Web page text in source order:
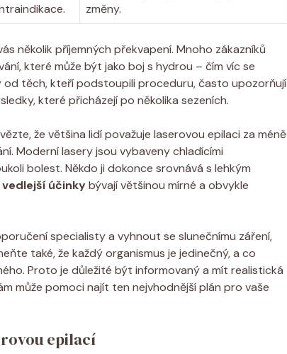
změny.
několik příjemných překvapení. Mnoho zákazníků
které může být jako boj s hydrou – čím víc se
od těch, kteří podstoupili proceduru, často upozorňují
které přicházejí po několika sezeních.
že většina lidí považuje laserovou epilaci za méně
Moderní lasery jsou vybaveny chladícími
bolest. Někdo ji dokonce srovnává s lehkým
vedlejší účinkybývají většinou mírné a obvykle
specialisty a vyhnout se slunečnímu záření,
také, že každý organismus je jedinečný, a co
Proto je důležité být informovaný a mít realistická
může pomoci najít ten nejvhodnější plán pro vaše
epilací